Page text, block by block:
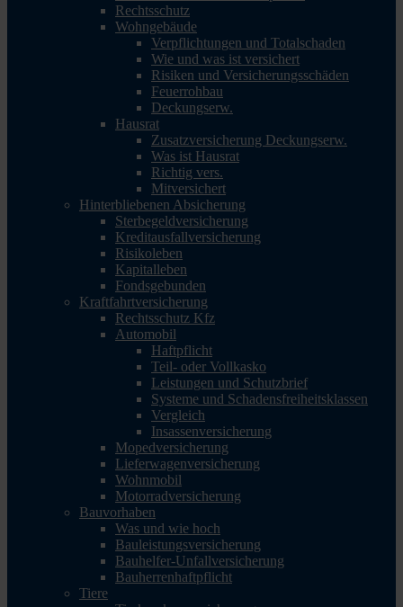
Rechtsschutz
Wohngebäude
Verpflichtungen und Totalschaden
Wie und was ist versichert
Risiken und Versicherungsschäden
Feuerrohbau
Deckungserw.
Hausrat
Zusatzversicherung Deckungserw.
Was ist Hausrat
Richtig vers.
Mitversichert
Hinterbliebenen Absicherung
Sterbegeldversicherung
Kreditausfallversicherung
Risikoleben
Kapitalleben
Fondsgebunden
Kraftfahrtversicherung
Rechtsschutz Kfz
Automobil
Haftpflicht
Teil- oder Vollkasko
Leistungen und Schutzbrief
Systeme und Schadensfreiheitsklassen
Vergleich
Insassenversicherung
Mopedversicherung
Lieferwagenversicherung
Wohnmobil
Motorradversicherung
Bauvorhaben
Was und wie hoch
Bauleistungsversicherung
Bauhelfer-Unfallversicherung
Bauherrenhaftpflicht
Tiere